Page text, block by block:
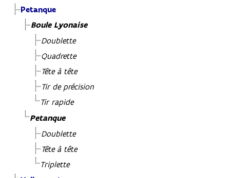
Petanque
Boule Lyonaise
Doublette
Quadrette
Tête à tête
Tir de précision
Tir rapide
Petanque
Doublette
Tête à tête
Triplette